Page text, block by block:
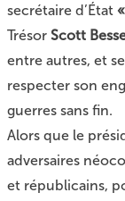
secrétaire d’État
Trésor Scott
entre autres, et
respecter son
guerres sans fin.
Alors que le
adversaires
et républicains,